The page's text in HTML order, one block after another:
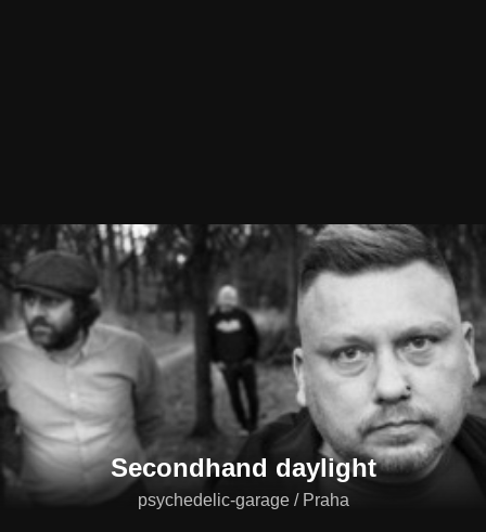
Secondhand daylight
psychedelic-garage / Praha